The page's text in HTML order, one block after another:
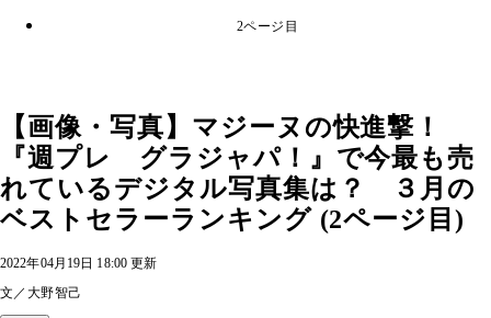
2ページ目
【画像・写真】マジーヌの快進撃！
『週プレ グラジャパ！』で今最も売
れているデジタル写真集は？ ３月の
ベストセラーランキング (2ページ目)
2022年04月19日 18:00 更新
文／大野智己